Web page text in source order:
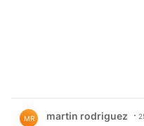
MR martin rodriguez